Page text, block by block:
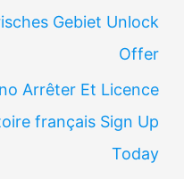
Gebiet Unlock
Offer
Arrêter Et Licence
français Sign Up
Today